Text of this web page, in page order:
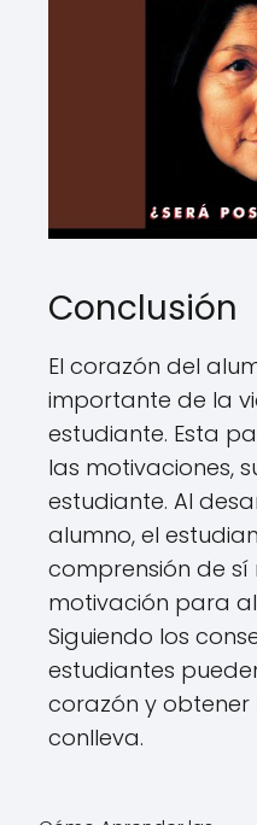
Conclusión
El corazón del
importante de la
estudiante. Esta
las motivaciones,
estudiante. Al
alumno, el
comprensión de
motivación para
Siguiendo los
estudiantes
corazón y obtener
conlleva.